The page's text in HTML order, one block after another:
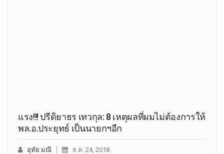
แรง!!! ปรีดิยาธร เทวกุล: 8 เหตุผลที่ผมไม่ต้องการให้
พล.อ.ประยุทธ์ เป็นนายกฯอีก
อุทัย มณี ธ.ค. 24, 2018